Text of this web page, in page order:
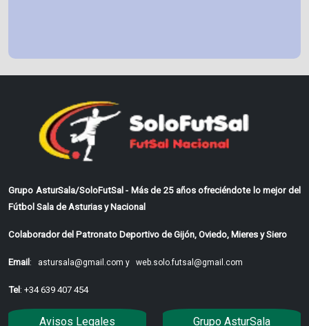
Grupo AsturSala/SoloFutSal - Más de 25 años ofreciéndote lo mejor del
Fútbol Sala de Asturias y Nacional
Colaborador del Patronato Deportivo de Gijón, Oviedo, Mieres y Siero
Email : astursala@gmail.com y web.solo.futsal@gmail.com
Tel : +34 639 407 454
Avisos Legales Grupo AsturSala